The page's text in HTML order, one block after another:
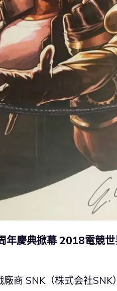
年慶典掀幕 2018電競世
商 SNK（株式会社